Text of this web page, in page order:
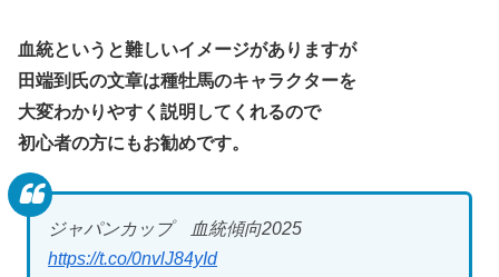
血統というと難しいイメージがありますが
田端到氏の文章は種牡馬のキャラクターを
大変わかりやすく説明してくれるので
初心者の方にもお勧めです。
ジャパンカップ 血統傾向2025
https://t.co/0nvlJ84yId